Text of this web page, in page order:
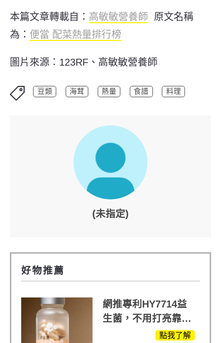
本篇文章轉載自： 高敏敏營養師 原文名稱
為： 便當 配菜熱量排行榜
圖片來源：123RF、高敏敏營養師
豆類 海茸 熱量 食譜 料理
(未指定)
好物推薦
網推專利HY7714益
生菌，不用打亮靠養
點我了解